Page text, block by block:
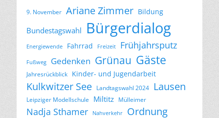
9. November Ariane Zimmer Bildung
Bundestagswahl Bürgerdialog
Energiewende Fahrrad Freizeit Frühjahrsputz
Fußweg Gedenken Grünau Gäste
Jahresrückblick Kinder- und Jugendarbeit
Kulkwitzer See Landtagswahl 2024 Lausen
Leipziger Modellschule Miltitz Mülleimer
Nadja Sthamer Nahverkehr Ordnung